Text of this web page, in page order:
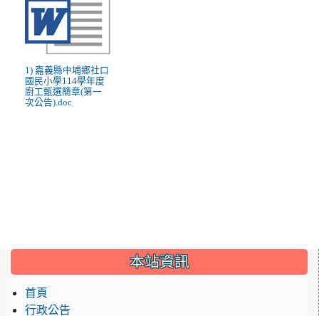
1) 嘉義縣中埔鄉社口
國民小學114學年度
廚工甄選簡章(第一
次公告).doc
::: 本站資訊
首頁
行政公告